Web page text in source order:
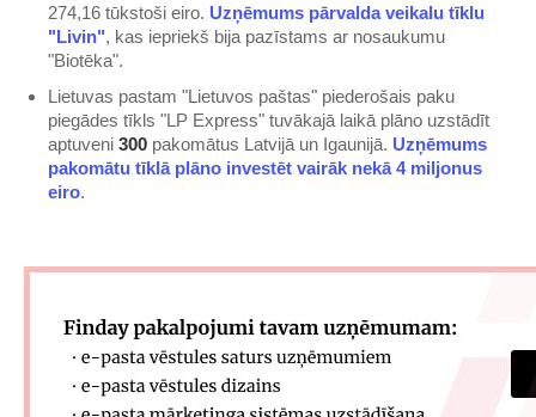
274,16 tūkstoši eiro. Uzņēmums pārvalda veikalu tīklu
"Livin", kas iepriekš bija pazīstams ar nosaukumu
"Biotēka".
Lietuvas pastam "Lietuvos paštas" piederošais paku
piegādes tīkls "LP Express" tuvākajā laikā plāno uzstādīt
aptuveni 300 pakomātus Latvijā un Igaunijā. Uzņēmums
pakomātu tīklā plāno investēt vairāk nekā 4 miljonus
eiro.